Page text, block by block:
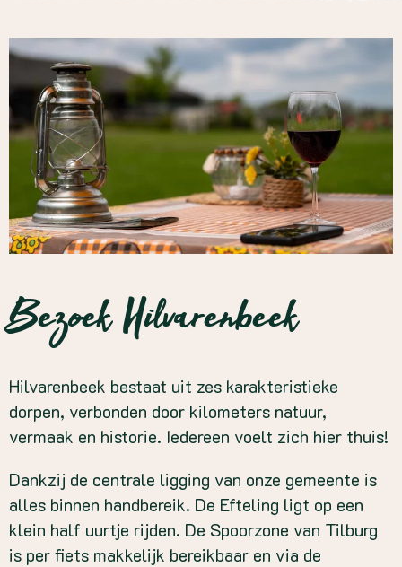
Bezoek Hilvarenbeek
Hilvarenbeek bestaat uit zes karakteristieke
dorpen, verbonden door kilometers natuur,
vermaak en historie. Iedereen voelt zich hier thuis!
Dankzij de centrale ligging van onze gemeente is
alles binnen handbereik. De Efteling ligt op een
klein half uurtje rijden. De Spoorzone van Tilburg
is per fiets makkelijk bereikbaar en via de